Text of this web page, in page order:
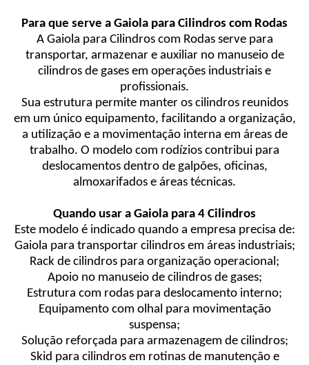
Para que serve a Gaiola para Cilindros com Rodas
A Gaiola para Cilindros com Rodas serve para
transportar, armazenar e auxiliar no manuseio de
cilindros de gases em operações industriais e
profissionais.
Sua estrutura permite manter os cilindros reunidos
em um único equipamento, facilitando a organização,
a utilização e a movimentação interna em áreas de
trabalho. O modelo com rodízios contribui para
deslocamentos dentro de galpões, oficinas,
almoxarifados e áreas técnicas.
Quando usar a Gaiola para 4 Cilindros
Este modelo é indicado quando a empresa precisa de:
Gaiola para transportar cilindros em áreas industriais;
Rack de cilindros para organização operacional;
Apoio no manuseio de cilindros de gases;
Estrutura com rodas para deslocamento interno;
Equipamento com olhal para movimentação
suspensa;
Solução reforçada para armazenagem de cilindros;
Skid para cilindros em rotinas de manutenção e